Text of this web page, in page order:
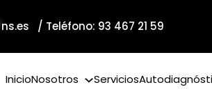
ns.es / Teléfono: 93 467 21 59
InicioNosotros Servicios